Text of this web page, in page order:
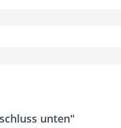
unten"